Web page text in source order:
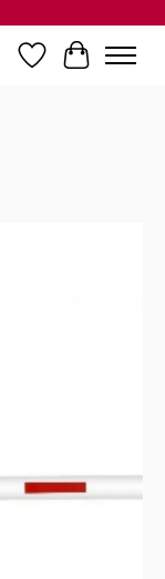
Verlanglijst